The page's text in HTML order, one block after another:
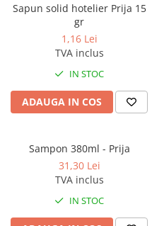
Sapun solid hotelier Prija 15
gr
1,16 Lei
TVA inclus
IN STOC
ADAUGA IN COS
Sampon 380ml - Prija
31,30 Lei
TVA inclus
IN STOC